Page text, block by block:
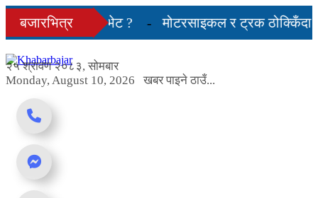
Skip
content
बजारभित्र
भयो एक्ला-एक्लै भेट ?
मोटरसाइकल र ट्रक ठोक्किँदा
२५ श्रावण २०८३, सोमबार
Monday, August 10, 2026
खबर पाइने ठाउँ...